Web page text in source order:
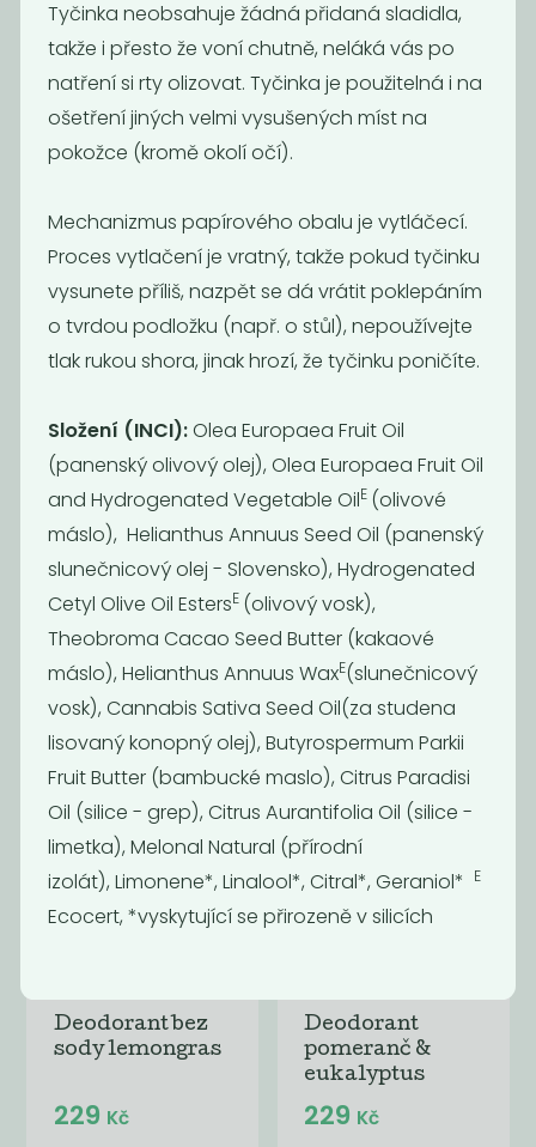
růže
209Kč 95Kč
levandin
249 Kč
Tuhý
kondicionér -
banán a kokos
249
Deodorant bez
sody pink
229
Deodorant bez
sody lemongras
229 Kč
Deodorant
pomeranč &
eukalyptus
229 Kč
Tyčinka neobsahuje žádná přidaná sladidla,
takže i přesto že voní chutně, neláká vás po
natření si rty olizovat. Tyčinka je použitelná i na
ošetření jiných velmi vysušených míst na
pokožce (kromě okolí očí).
Mechanizmus papírového obalu je vytláčecí.
Proces vytlačení je vratný, takže pokud tyčinku
vysunete příliš, nazpět se dá vrátit poklepáním
o tvrdou podložku (např. o stůl), nepoužívejte
tlak rukou shora, jinak hrozí, že tyčinku poničíte.
Složení (INCI):Olea Europaea Fruit Oil
(panenský olivový olej), Olea Europaea Fruit Oil
and Hydrogenated Vegetable OilE (olivové
máslo), Helianthus Annuus Seed Oil (panenský
slunečnicový olej - Slovensko), Hydrogenated
Cetyl Olive Oil EstersE (olivový vosk),
Theobroma Cacao Seed Butter (kakaové
máslo), Helianthus Annuus WaxE(slunečnicový
vosk), Cannabis Sativa Seed Oil(za studena
lisovaný konopný olej), Butyrospermum Parkii
Fruit Butter (bambucké maslo), Citrus Paradisi
Oil (silice - grep), Citrus Aurantifolia Oil (silice -
limetka), Melonal Natural (přírodní
izolát), Limonene*, Linalool*, Citral*, Geraniol*
E
Ecocert, *vyskytující se přirozeně v silicích